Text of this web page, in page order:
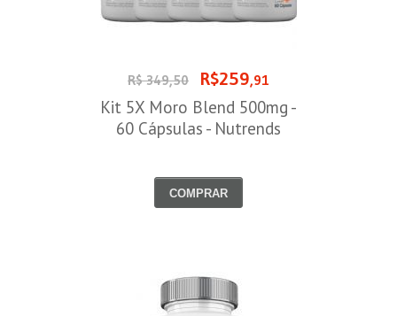
R$ 349,50 R$259,91
Kit 5X Moro Blend 500mg -
60 Cápsulas - Nutrends
COMPRAR